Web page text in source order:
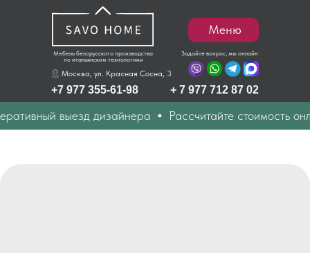
Мебель белорусского производства
по итальянским технологиям
+7 977 355-61-98
Задайте вопрос, мы онлайн
Москва, ул. Красная Сосна, 3
+ 7 977 712 87 02
Меню
выезд дизайнера Рассчитайте стоимость